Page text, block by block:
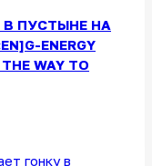
В ПУСТЫНЕ НА
ENERGY
WAY TO